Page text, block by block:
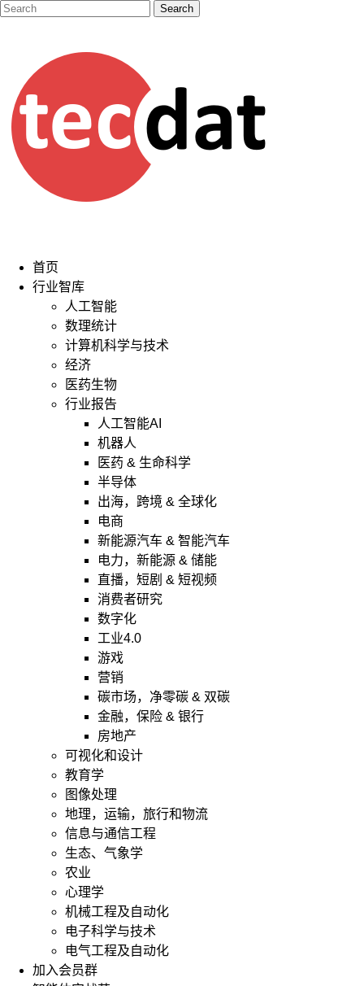
首页
行业智库
人工智能
数理统计
计算机科学与技术
经济
医药生物
行业报告
人工智能AI
机器人
医药 & 生命科学
半导体
出海，跨境 & 全球化
电商
新能源汽车 & 智能汽车
电力，新能源 & 储能
直播，短剧 & 短视频
消费者研究
数字化
工业4.0
游戏
营销
碳市场，净零碳 & 双碳
金融，保险 & 银行
房地产
可视化和设计
教育学
图像处理
地理，运输，旅行和物流
信息与通信工程
生态、气象学
农业
心理学
机械工程及自动化
电子科学与技术
电气工程及自动化
加入会员群